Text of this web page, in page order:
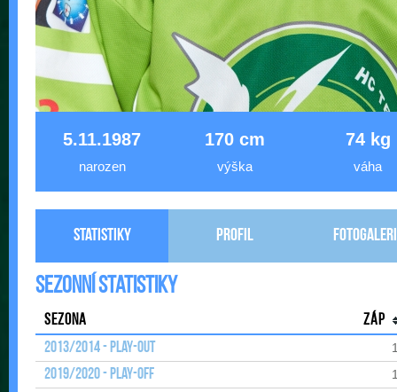
5.11.1987
narozen
170 cm
výška
74 kg
váha
Statistiky Profil
Sezonní statistiky
Sezona
Záp
2013/2014 - Play-out
2019/2020 - Play-off